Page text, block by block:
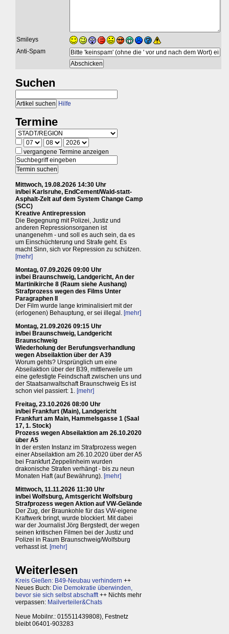
Smileys
Anti-Spam
Suchen
Hilfe
Termine
vergangene Termine anzeigen
Mittwoch, 19.08.2026 14:30 Uhr
in/bei Karlsruhe, EndCement/Wald-statt-
Asphalt-Zelt auf dem System Change Camp
(SCC)
Kreative Antirepression
Die Begegnung mit Polizei, Justiz und
anderen Repressionsorganen ist
unangenehm - und soll es auch sein, da es
um Einschüchterung und Strafe geht. Es
macht Sinn, sich vor Repression zu schützen.
[mehr]
Montag, 07.09.2026 09:00 Uhr
in/bei Braunschweig, Landgericht, An der
Martinikirche 8 (Raum siehe Aushang)
Strafprozess wegen des Films Unter
Paragraphen II
Der Film wurde lange kriminalisiert mit der
(erlogenen) Behauptung, er sei illegal. [mehr]
Montag, 21.09.2026 09:15 Uhr
in/bei Braunschweig, Landgericht
Braunschweig
Wiederholung der Berufungsverhandlung
wegen Abseilaktion über der A39
Worum gehts? Ursprünglich um eine
Abseilaktion über der B39, mittlerweile um
eine gefestigte Feindschaft zwischen uns und
der Staatsanwaltschaft Braunschweig Es ist
schon viel passiert: 1. [mehr]
Freitag, 23.10.2026 08:00 Uhr
in/bei Frankfurt (Main), Landgericht
Frankfurt am Main, Hammelsgasse 1 (Saal
17, 1. Stock)
Prozess wegen Abseilaktion am 26.10.2020
über A5
In der ersten Instanz im Strafprozess wegen
einer Abseilaktion am 26.10.2020 über der A5
bei Frankfurt Zeppelinheim wurden
drakonische Strafen verhängt - bis zu neun
Monaten Haft (auf Bewährung). [mehr]
Mittwoch, 11.11.2026 11:30 Uhr
in/bei Wolfsburg, Amtsgericht Wolfsburg
Strafprozess wegen Aktion auf VW-Gelände
Der Zug, der Braunkohle für das VW-eigene
Kraftwerk bringt, wurde blockiert. Mit dabei
war der Journalist Jörg Bergstedt, der wegen
seinen kritischen Filmen bei der Justiz und
Polizei in Raum Braunschweig/Wolfsburg
verhasst ist. [mehr]
Weiterlesen
Kreis Gießen: B49-Neubau verhindern ++
Neues Buch: Die Demokratie überwinden,
bevor sie sich selbst abschafft++ Nichts mehr
verpassen: Mailverteiler&Chats
Neue Mobilnr.: 015511439808), Festnetz
bleibt 06401-903283